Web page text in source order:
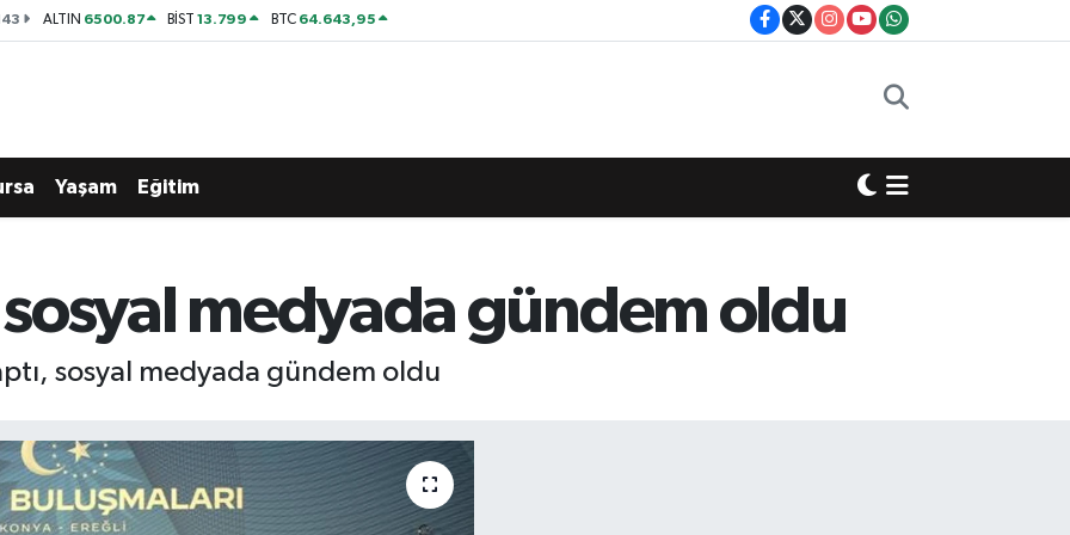
ALTIN 6500.87 BİST13.799 BTC 64.643,95
Yaşam Eğitim
sosyal medyada gündem oldu
sosyal medyada gündem oldu